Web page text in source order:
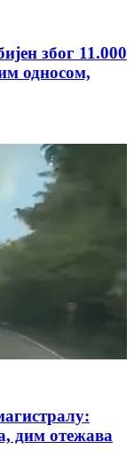
због 11.000
односом,
дим отежава